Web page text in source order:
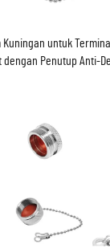
untuk
dengan Penutup Anti-